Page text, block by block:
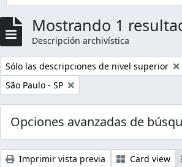
Mostrando 1
Descripción archivística
Remove filter:
Sólo las descripciones de nivel superior
Remove filter:
São Paulo - SP
Opciones avanzadas de
Imprimir vista previa Card view